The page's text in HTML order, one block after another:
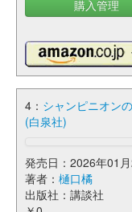
購入管理
4： シャンピニオ
(白泉社)
発売日：2026年01
著者： 樋口橘
出版社：講談社